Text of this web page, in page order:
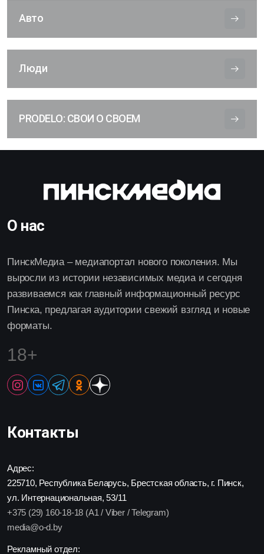
Авто
Люди
PRODELO: СВОИ О СВОЕМ
О нас
ПинскМедиа – медиапортал нового поколения. Мы
выросли из истории независимых медиа и сегодня
развиваемся как главный информационный ресурс
Пинска, предлагая аудитории свежий взгляд и новые
форматы.
18+
Контакты
Адрес:
225710, Республика Беларусь, Брестская область, г. Пинск,
ул. Интернациональная, 53/11
+375 (29) 160-18-18 (A1 / Viber / Telegram)
media@o-d.by
Рекламный отдел: